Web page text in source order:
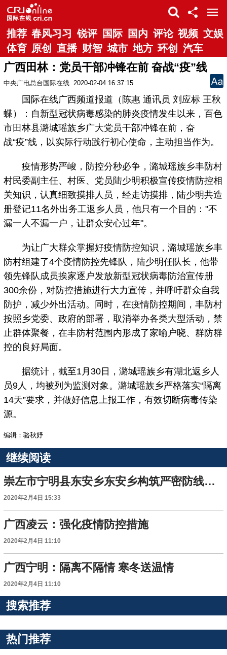
推荐 春风习习 锐评 国际 国内 评论 视频 文娱
体育 原创 直播 财智 城市 地方 环创 汽车
广西田林：党员干部冲锋在前 奋战“疫”线
中央广电总台国际在线 2020-02-04 16:37:15
国际在线广西频道报道（陈惠 通讯员 刘应标 王秋
蝶）：自新型冠状病毒感染的肺炎疫情发生以来，百色
市田林县潞城瑶族乡广大党员干部冲锋在前，奋
战“疫”线，以实际行动践行初心使命，主动担当作为。
疫情形势严峻，防控分秒必争，潞城瑶族乡丰防村
村民委副主任、村医、党员陆少明积极宣传疫情防控相
关知识，认真细致摸排人员，经走访摸排，陆少明共造
册登记11名外出务工返乡人员，他只有一个目的："不
漏一人不漏一户，让群众安心过年"。
为让广大群众掌握好疫情防控知识，潞城瑶族乡丰
防村组建了4个疫情防控先锋队，陆少明任队长，他带
领先锋队成员挨家逐户发放新型冠状病毒防治宣传册
300余份，对防控措施进行大力宣传，并呼吁群众自我
防护，减少外出活动。同时，在疫情防控期间，丰防村
按照乡党委、政府的部署，取消举办各类大型活动，禁
止群体聚餐，在丰防村范围内形成了家喻户晓、群防群
控的良好局面。
据统计，截至1月30日，潞城瑶族乡有湖北返乡人
员9人，均被列为监测对象。潞城瑶族乡严格落实“隔离
14天”要求，并做好信息上报工作，有效切断病毒传染
源。
编辑：骆秋妤
继续阅读
崇左市宁明县东安乡东安乡构筑严密防线阻击疫情
2020年2月4日 15:33
广西凌云：强化疫情防控措施
2020年2月4日 11:10
广西宁明：隔离不隔情 寒冬送温情
2020年2月4日 11:10
搜索推荐
热门推荐